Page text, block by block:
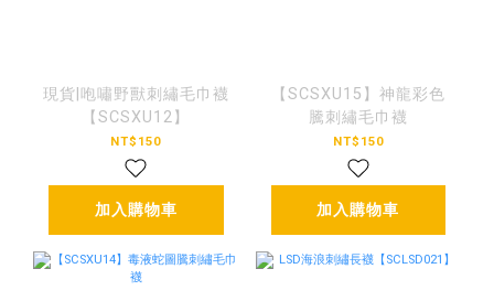
現貨|咆嘯野獸刺繡毛巾襪
【SCSXU12】
NT$150
加入購物車
【SCSXU15】神龍彩色
騰刺繡毛巾襪
NT$150
加入購物車